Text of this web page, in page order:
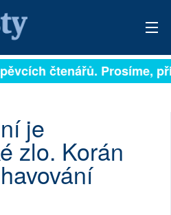
čtenářů. Prosíme,
je
zlo. Korán